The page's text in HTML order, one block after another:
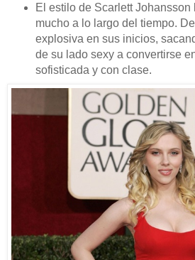
El estilo de Scarlett
mucho a lo largo del tiempo.
explosiva en sus inicios,
de su lado sexy a convertirse
sofisticada y con clase.